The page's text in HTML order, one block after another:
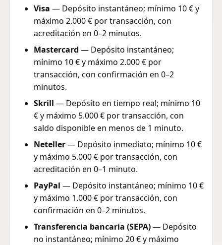
Visa — Depósito instantáneo; mínimo 10 € y
máximo 2.000 € por transacción, con
acreditación en 0–2 minutos.
Mastercard — Depósito instantáneo;
mínimo 10 € y máximo 2.000 € por
transacción, con confirmación en 0–2
minutos.
Skrill — Depósito en tiempo real; mínimo 10
€ y máximo 5.000 € por transacción, con
saldo disponible en menos de 1 minuto.
Neteller— Depósito inmediato; mínimo 10 €
y máximo 5.000 € por transacción, con
acreditación en 0–1 minuto.
PayPal — Depósito instantáneo; mínimo 10 €
y máximo 1.000 € por transacción, con
confirmación en 0–2 minutos.
Transferencia bancaria (SEPA)— Depósito
no instantáneo; mínimo 20 € y máximo